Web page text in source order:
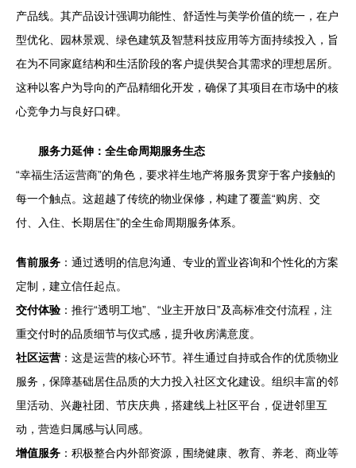
产品线。其产品设计强调功能性、舒适性与美学价值的统一，在户
型优化、园林景观、绿色建筑及智慧科技应用等方面持续投入，旨
在为不同家庭结构和生活阶段的客户提供契合其需求的理想居所。
这种以客户为导向的产品精细化开发，确保了其项目在市场中的核
心竞争力与良好口碑。
服务力延伸：全生命周期服务生态
“幸福生活运营商”的角色，要求祥生地产将服务贯穿于客户接触的
每一个触点。这超越了传统的物业保修，构建了覆盖“购房、交
付、入住、长期居住”的全生命周期服务体系。
售前服务 ：通过透明的信息沟通、专业的置业咨询和个性化的方案
定制，建立信任起点。
交付体验 ：推行“透明工地”、“业主开放日”及高标准交付流程，注
重交付时的品质细节与仪式感，提升收房满意度。
社区运营 ：这是运营的核心环节。祥生通过自持或合作的优质物业
服务，保障基础居住品质的大力投入社区文化建设。组织丰富的邻
里活动、兴趣社团、节庆庆典，搭建线上社区平台，促进邻里互
动，营造归属感与认同感。
增值服务 ：积极整合内外部资源，围绕健康、教育、养老、商业等